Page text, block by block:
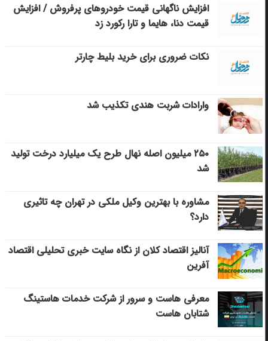
افزایش ناگهانی قیمت خودروهای پرفروش / افزایش
قیمت دنا، هایما و تارا رکورد زد
نکات ضروری برای خرید بلیط چارتر
وارادات شربت هندی تکذیب شد
۲۵۰ میلیون اصله نهال طرح یک میلیارد درخت تولید
شد
مشاوره با بهترین وکیل ملکی در تهران چه تاثیری
دارد؟
آنالیز اقتصاد کلان از نگاه سایت خبری تحلیلی اقتصاد
آفرین
معرفی هاست و سرور از شرکت خدمات هاستینگ
شتابان هاست